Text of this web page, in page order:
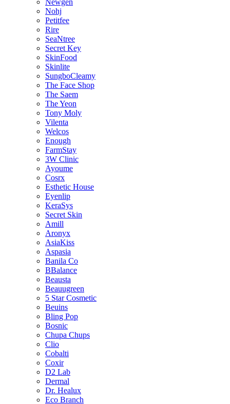
Newgen
Nohj
Petitfee
Rire
SeaNtree
Secret Key
SkinFood
Skinlite
SungboCleamy
The Face Shop
The Saem
The Yeon
Tony Moly
Vilenta
Welcos
Enough
FarmStay
3W Clinic
Ayoume
Cosrx
Esthetic House
Eyenlip
KeraSys
Secret Skin
Amill
Aronyx
AsiaKiss
Aspasia
Banila Co
BBalance
Beausta
Beauugreen
5 Star Cosmetic
Beuins
Bling Pop
Bosnic
Chupa Chups
Clio
Cobalti
Coxir
D2 Lab
Dermal
Dr. Healux
Eco Branch